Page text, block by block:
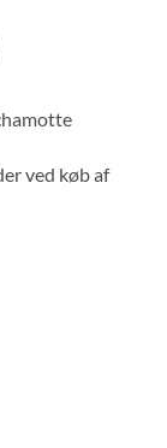
ved køb af